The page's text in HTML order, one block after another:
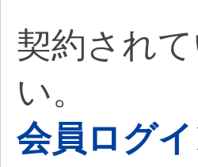
契約され
い。
会員ログ